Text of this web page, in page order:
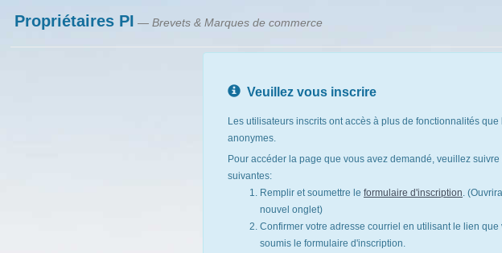
Propriétaires PI — Brevets & Marques de commerce
Veuillez vous inscrire
Les utilisateurs inscrits ont accès à plus de fonctionnalités
anonymes.
Pour accéder la page que vous avez demandé, veuillez
suivantes:
Remplir et soumettre le formulaire d'inscription.
nouvel onglet)
Confirmer votre adresse courriel en utilisant le lien
soumis le formulaire d'inscription.